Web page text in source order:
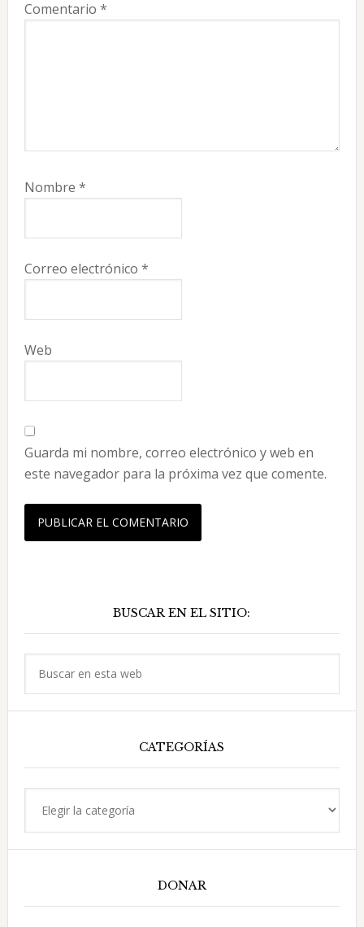
Comentario *
Nombre *
Correo electrónico *
Web
Guarda mi nombre, correo electrónico y web en
este navegador para la próxima vez que comente.
principal
BUSCAR EN EL SITIO:
CATEGORÍAS
DONAR